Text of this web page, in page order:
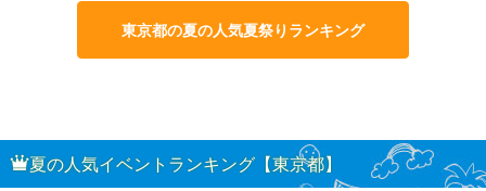
東京都の夏の人気夏祭りランキング
夏の人気イベントランキング【東京都】